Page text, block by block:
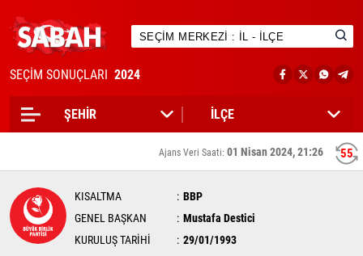
SEÇİM SONUÇLARI 2024
55
Ajans Veri Saati: 01 Nisan 2024, 21:26
KISALTMA
BBP
GENEL BAŞKAN
Mustafa Destici
KURULUŞ TARİHİ
29/01/1993